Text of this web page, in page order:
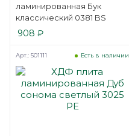
ламинированная Бук
классический 0381 BS
908 ₽
Есть в наличии
Арт.: 501111